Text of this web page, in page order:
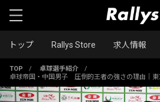
トップ Rallys Store 求人情報
TOP / 卓球選手紹介
/
卓球帝国・中国男子 圧倒的王者の強さの理由｜東